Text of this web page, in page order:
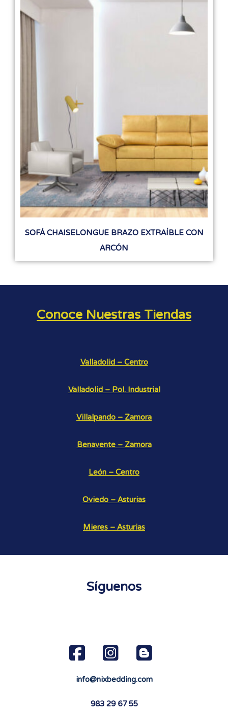
SOFÁ CHAISELONGUE BRAZO EXTRAÍBLE CON
ARCÓN
Conoce Nuestras Tiendas
Valladolid – Centro
Valladolid – Pol. Industrial
Villalpando – Zamora
Benavente – Zamora
León – Centro
Oviedo – Asturias
Mieres – Asturias
Síguenos
info@nixbedding.com
983 29 67 55